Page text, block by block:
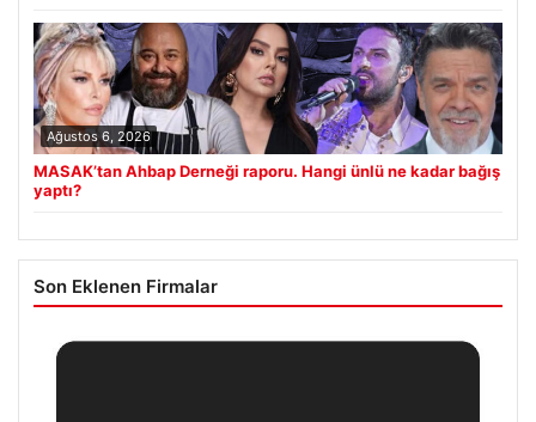
Ağustos 6, 2026
MASAK’tan Ahbap Derneği raporu. Hangi ünlü ne kadar bağış
yaptı?
Son Eklenen Firmalar